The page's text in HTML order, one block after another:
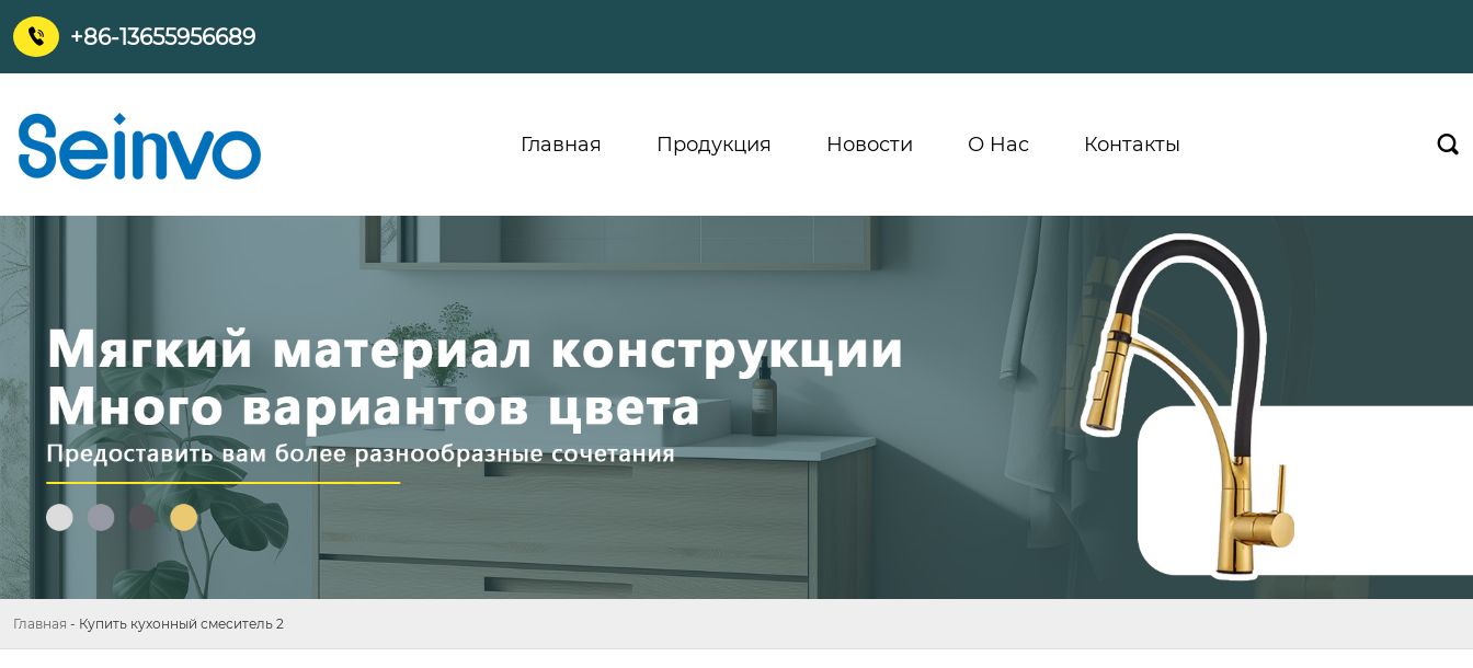
 +86-13655956689
Главная Продукция Новости О Hас Контакты 
Главная - Купить кухонный смеситель 2